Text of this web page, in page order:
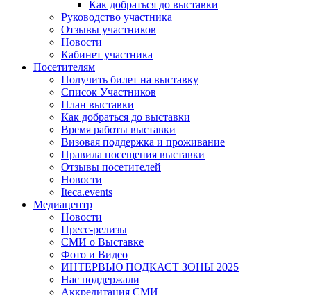
Как добраться до выставки
Руководство участника
Отзывы участников
Новости
Кабинет участника
Посетителям
Получить билет на выставку
Список Участников
План выставки
Как добраться до выставки
Время работы выставки
Визовая поддержка и проживание
Правила посещения выставки
Отзывы посетителей
Новости
Iteca.events
Медиацентр
Новости
Пресс-релизы
СМИ о Выставке
Фото и Видео
ИНТЕРВЬЮ ПОДКАСТ ЗОНЫ 2025
Нас поддержали
Аккредитация СМИ